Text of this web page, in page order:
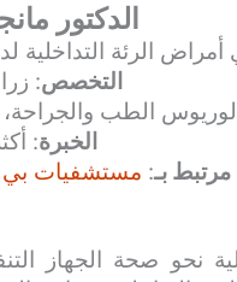
الدكتور
الرئة
التخصص:
الطب والجراحة،
الخبرة: أكثر
مرتبط بـ: مستشفيات بي
نحو صحة الجهاز